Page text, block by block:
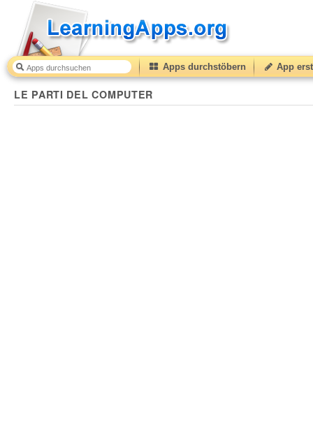
Apps durchstöbern App
LE PARTI DEL COMPUTER